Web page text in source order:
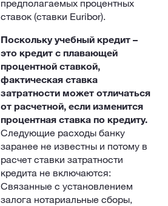
предполагаемых процентных
ставок (ставки Euribor).
Поскольку учебный кредит –
это кредит с плавающей
процентной ставкой,
фактическая ставка
затратности может отличаться
от расчетной, если изменится
процентная ставка по кредиту.
Следующие расходы банку
заранее не известны и потому в
расчет ставки затратности
кредита не включаются:
Связанные с установлением
залога нотариальные сборы,